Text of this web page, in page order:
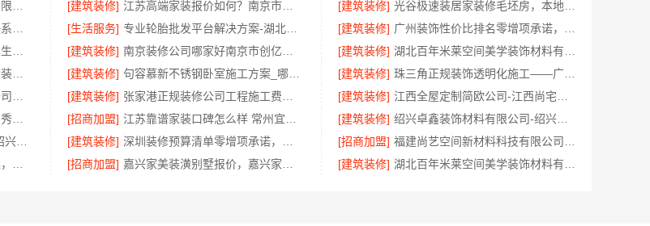
[建筑装修] [建筑装修]
[生活服务] [建筑装修]
[建筑装修] [建筑装修]
[建筑装修] [建筑装修]
珠三角正规装饰透明化施工——广东鼎饰空间装饰工程有限公司
[建筑装修] [建筑装修]
[招商加盟] [建筑装修]
绍兴卓鑫装饰材料有限公司-绍兴越城区高性价比家装环保材料
[建筑装修] [招商加盟]
[招商加盟] [建筑装修]